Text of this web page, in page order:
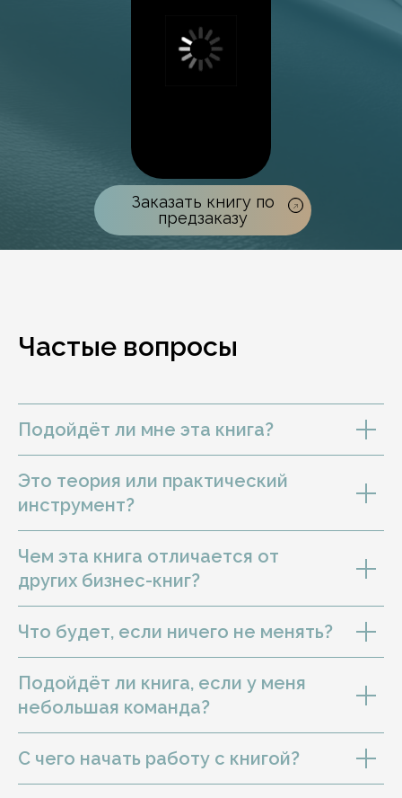
Заказать книгу по
предзаказу
Частые вопросы
Подойдёт ли мне эта книга?
Это теория или практический
инструмент?
Чем эта книга отличается от
других бизнес-книг?
Что будет, если ничего не менять?
Подойдёт ли книга, если у меня
небольшая команда?
С чего начать работу с книгой?